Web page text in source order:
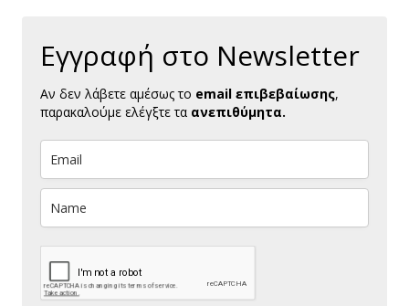
Εγγραφή στο Newsletter
Αν δεν λάβετε αμέσως το email επιβεβαίωσης,
παρακαλούμε ελέγξτε τα ανεπιθύμητα.